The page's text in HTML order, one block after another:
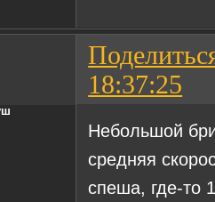
18:37:25
Небольшой
средняя
спеша, где-то